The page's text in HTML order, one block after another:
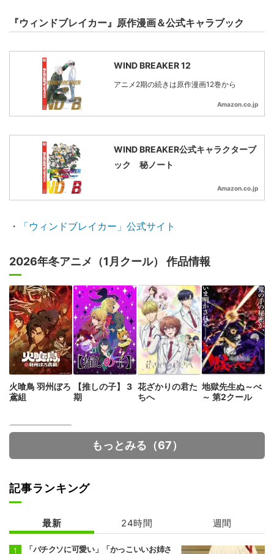
『ウィンドブレイカー』原作漫画＆公式キャラブック
WIND BREAKER 12
アニメ2期の続きは原作漫画12巻から
Amazon.co.jp
WIND BREAKER公式キャラクターブ
ック 秘ノート
Amazon.co.jp
・ 「ウィンドブレイカー」公式サイト
2026年冬アニメ（1月クール） 作品情報
火喰鳥 羽州ぼろ
鳶組
【推しの子】 3
期
花ざかりの君た
ちへ
地獄先生ぬ～べ
～ 第2クール
メダリスト 第2
期
もっとみる（67）
記事ランキング
最新 24時間 週間
「バチクソに可愛い」「かっこいいお姉さ